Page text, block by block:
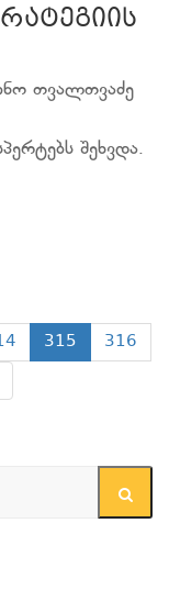
თვალთვაძე
შეხვდა.
315
316